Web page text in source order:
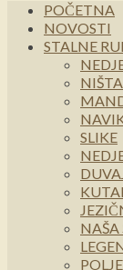
POČETNA
NOVOSTI
STALNE
SLIKE
NAŠA